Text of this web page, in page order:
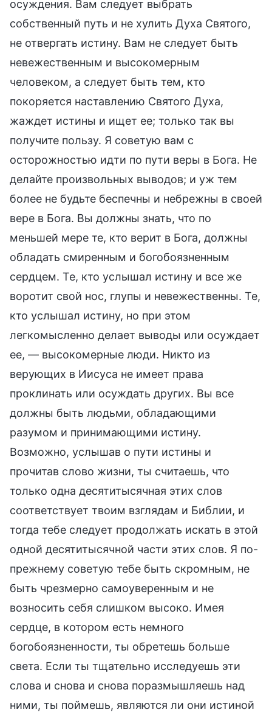
осуждения. Вам следует выбрать
собственный путь и не хулить Духа Святого,
не отвергать истину. Вам не следует быть
невежественным и высокомерным
человеком, а следует быть тем, кто
покоряется наставлению Святого Духа,
жаждет истины и ищет ее; только так вы
получите пользу. Я советую вам с
осторожностью идти по пути веры в Бога. Не
делайте произвольных выводов; и уж тем
более не будьте беспечны и небрежны в своей
вере в Бога. Вы должны знать, что по
меньшей мере те, кто верит в Бога, должны
обладать смиренным и богобоязненным
сердцем. Те, кто услышал истину и все же
воротит свой нос, глупы и невежественны. Те,
кто услышал истину, но при этом
легкомысленно делает выводы или осуждает
ее, — высокомерные люди. Никто из
верующих в Иисуса не имеет права
проклинать или осуждать других. Вы все
должны быть людьми, обладающими
разумом и принимающими истину.
Возможно, услышав о пути истины и
прочитав слово жизни, ты считаешь, что
только одна десятитысячная этих слов
соответствует твоим взглядам и Библии, и
тогда тебе следует продолжать искать в этой
одной десятитысячной части этих слов. Я по-
прежнему советую тебе быть скромным, не
быть чрезмерно самоуверенным и не
возносить себя слишком высоко. Имея
сердце, в котором есть немного
богобоязненности, ты обретешь больше
света. Если ты тщательно исследуешь эти
слова и снова и снова поразмышляешь над
ними, ты поймешь, являются ли они истиной